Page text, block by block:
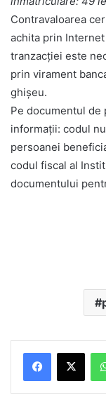
Contravaloarea
achita prin
tranzacției este
prin virament
ghișeu.
Pe documentul de
informații: codul
persoanei
codul fiscal al
documentului